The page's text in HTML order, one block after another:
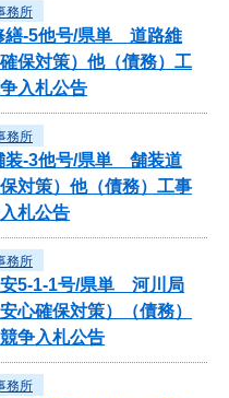
務所
繕-5他号/県単 道路維
保対策）他（債務）工
入札公告
務所
装-3他号/県単 舗装道
対策）他（債務）工事
札公告
務所
安5-1-1号/県単 河川局
心確保対策）（債務）
争入札公告
務所